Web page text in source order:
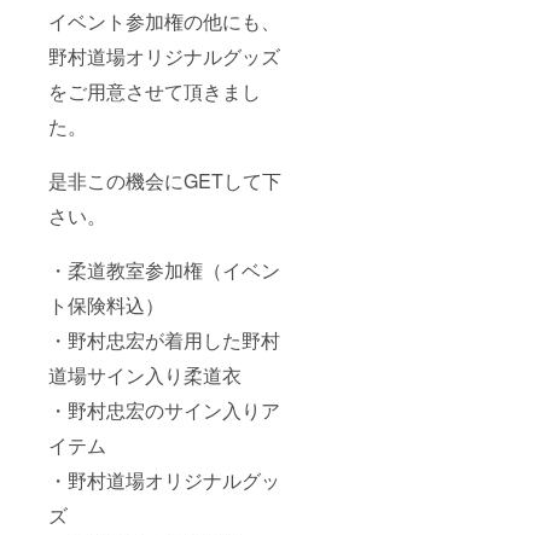
イベント参加権の他にも、
野村道場オリジナルグッズ
をご用意させて頂きまし
た。
是非この機会にGETして下
さい。
・柔道教室参加権（イベン
ト保険料込）
・野村忠宏が着用した野村
道場サイン入り柔道衣
・野村忠宏のサイン入りア
イテム
・野村道場オリジナルグッ
ズ